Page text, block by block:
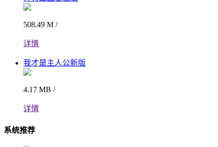
508.49 M /
详情
我才是主人公新版
4.17 MB /
详情
系统推荐